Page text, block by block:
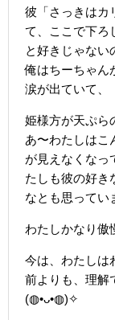
彼「さっきはカ
て、ここで下ろ
と好きじゃない
俺はちーちゃん
涙が出ていて、
姫様方が天ぷら
あ〜わたしはこ
が見えなくなっ
たしも彼の好き
なとも思ってい
わたしかなり傲
今は、わたしは
前よりも、理解
(◍•ᴗ•◍)✧